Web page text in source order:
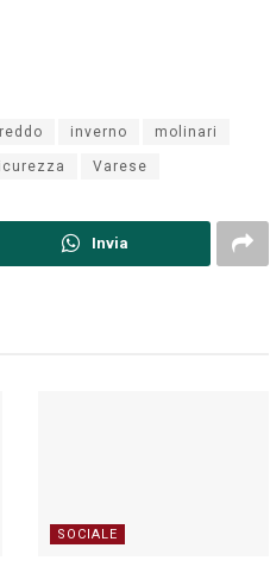
inverno molinari
Varese
Invia
SOCIALE